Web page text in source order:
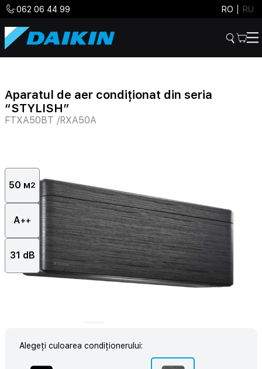
062 06 44 99 RO RU
Aparatul de aer condiționat din seria
“STYLISH”
FTXA50BT /RXA50A
50 м2
А++
31 dB
Alegeți culoarea condiționerului: